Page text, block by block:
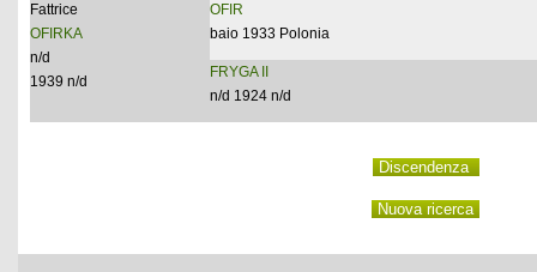
Fattrice
OFIRKA
n/d
1939 n/d
OFIR
baio 1933 Polonia
FRYGA II
n/d 1924 n/d